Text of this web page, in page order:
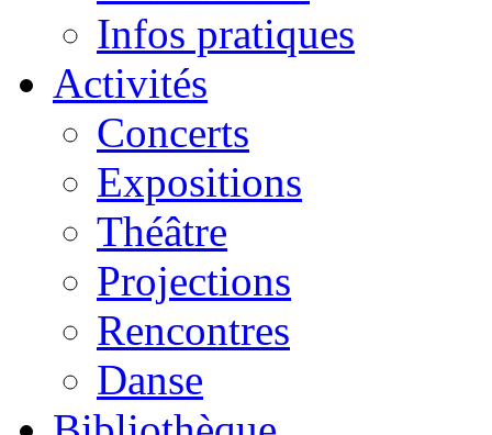
Infos pratiques
Activités
Concerts
Expositions
Théâtre
Projections
Rencontres
Danse